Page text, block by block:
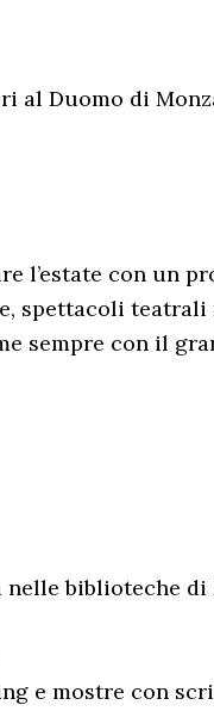
al Duomo di
l’estate con un
spettacoli teatrali
sempre con il
biblioteche di
e mostre con